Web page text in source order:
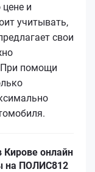
и
учитывать,
свои
При помощи
Кирове онлайн
на ПОЛИС812